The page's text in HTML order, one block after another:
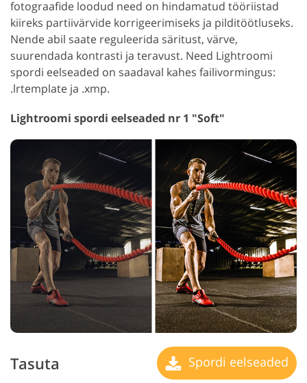
fotograafide loodud need on hindamatud tööriistad
kiireks partiivärvide korrigeerimiseks ja pilditöötluseks.
Nende abil saate reguleerida säritust, värve,
suurendada kontrasti ja teravust. Need Lightroomi
spordi eelseaded on saadaval kahes failivormingus:
.lrtemplate ja .xmp.
Lightroomi spordi eelseaded nr 1 "Soft"
Tasuta Spordi eelseaded